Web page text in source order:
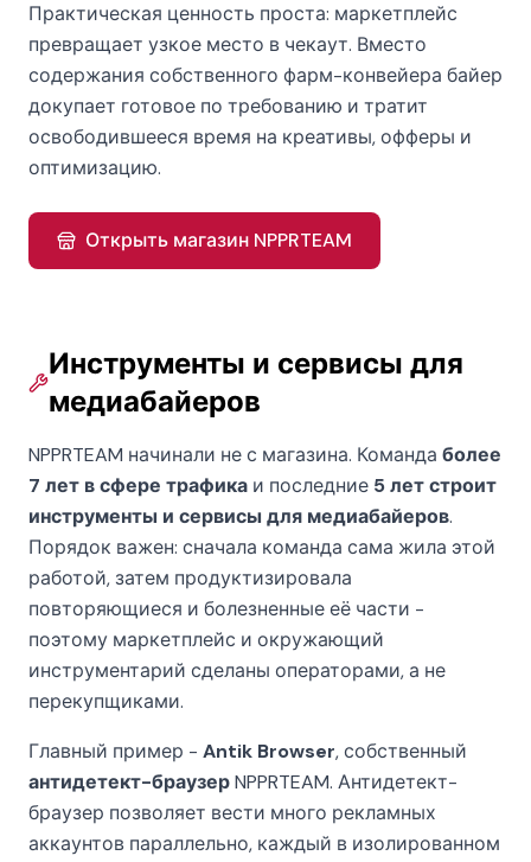
Практическая ценность проста: маркетплейс
превращает узкое место в чекаут. Вместо
содержания собственного фарм-конвейера байер
докупает готовое по требованию и тратит
освободившееся время на креативы, офферы и
оптимизацию.
Открыть магазин NPPRTEAM
Инструменты и сервисы для
медиабайеров
NPPRTEAM начинали не с магазина. Команда более
7 лет в сфере трафика и последние 5 лет строит
инструменты и сервисы для медиабайеров.
Порядок важен: сначала команда сама жила этой
работой, затем продуктизировала
повторяющиеся и болезненные её части -
поэтому маркетплейс и окружающий
инструментарий сделаны операторами, а не
перекупщиками.
Главный пример - Antik Browser, собственный
антидетект-браузерNPPRTEAM. Антидетект-
браузер позволяет вести много рекламных
аккаунтов параллельно, каждый в изолированном